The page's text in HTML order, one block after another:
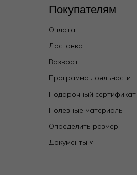
Покупателям
Оплата
Доставка
Возврат
Программа лояльности
Подарочный сертификат
Полезные материалы
Определить размер
Документы ˅